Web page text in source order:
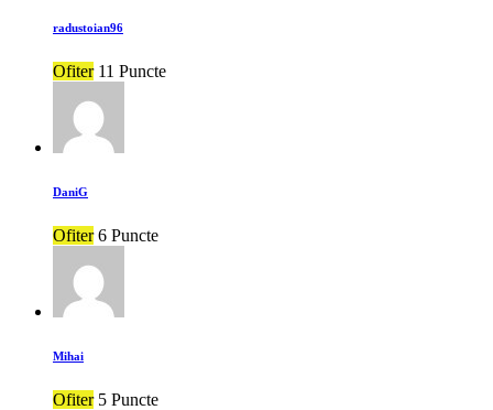
radustoian96
Ofiter 11 Puncte
DaniG
Ofiter 6 Puncte
Mihai
Ofiter 5 Puncte